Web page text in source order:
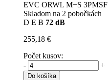
EVC ORWL M+S 3PMSF
Skladom na 2 pobočkách
D E B 72 dB
255,18 €
Počet kusov:
-
+
Do košíka